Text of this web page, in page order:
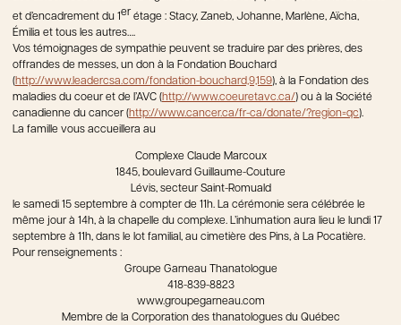
et d’encadrement du 1er étage : Stacy, Zaneb, Johanne, Marlène, Aïcha,
Émilia et tous les autres….
Vos témoignages de sympathie peuvent se traduire par des prières, des
offrandes de messes, un don à la Fondation Bouchard
(http://www.leadercsa.com/fondation-bouchard,9,159), à la Fondation des
maladies du coeur et de l’AVC (http://www.coeuretavc.ca/) ou à la Société
canadienne du cancer (http://www.cancer.ca/fr-ca/donate/?region=qc).
La famille vous accueillera au
Complexe Claude Marcoux
1845, boulevard Guillaume-Couture
Lévis, secteur Saint-Romuald
le samedi 15 septembre à compter de 11h. La cérémonie sera célébrée le
même jour à 14h, à la chapelle du complexe. L’inhumation aura lieu le lundi 17
septembre à 11h, dans le lot familial, au cimetière des Pins, à La Pocatière.
Pour renseignements :
Groupe Garneau Thanatologue
418-839-8823
www.groupegarneau.com
Membre de la Corporation des thanatologues du Québec